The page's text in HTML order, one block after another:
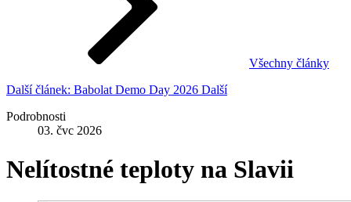
Všechny články
Další článek: Babolat Demo Day 2026 Další
Podrobnosti
03. čvc 2026
Nelítostné teploty na Slavii